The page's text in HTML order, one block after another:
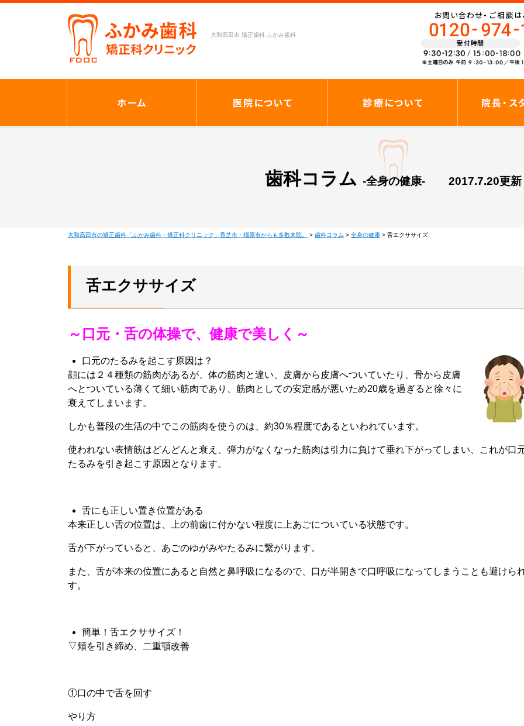
大和高田市 矯正歯科 ふかみ歯科
歯科コラム -全身の健康- 2017.7.20更新
大和高田市の矯正歯科「ふかみ歯科・矯正科クリニック」香芝市・橿原市からも多数来院。 > 歯科コラム > 全身の健康 > 舌エクササイズ
舌エクササイズ
～口元・舌の体操で、健康で美しく～
口元のたるみを起こす原因は？
顔には２４種類の筋肉があるが、体の筋肉と違い、皮膚から皮膚へついていたり、骨から皮膚
へとついている薄くて細い筋肉であり、筋肉としての安定感が悪いため20歳を過ぎると徐々に
衰えてしまいます。
しかも普段の生活の中でこの筋肉を使うのは、約30％程度であるといわれています。
使われない表情筋はどんどんと衰え、弾力がなくなった筋肉は引力に負けて垂れ下がってしまい、これが口
たるみを引き起こす原因となります。
舌にも正しい置き位置がある
本来正しい舌の位置は、上の前歯に付かない程度に上あごについている状態です。
舌が下がっていると、あごのゆがみやたるみに繋がります。
また、舌が本来の位置にあると自然と鼻呼吸になるので、口が半開きで口呼吸になってしまうことも避けら
す。
簡単！舌エクササイズ！
▽頬を引き締め、二重顎改善
①口の中で舌を回す
やり方